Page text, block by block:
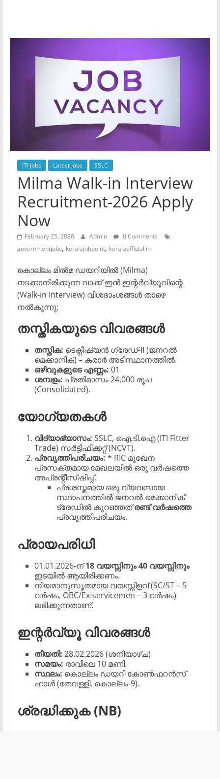
ITI Jobs Latest Jobs SSLC
Milma Walk-in Interview
Recruitment-2026 Apply
Now
February 25, 2026 Admin
0 Comments
governmentjobs, keralajobpoint, keralaofficial.in
കൊല്ലം മിൽമ ഡയറിയിൽ (Milma)
നടക്കാനിരിക്കുന്ന വാക്ക്-ഇൻ ഇന്റർവ്യൂവിന്റെ
(Walk-in Interview) വിശദാംശങ്ങൾ താഴെ
നൽകുന്നു:
തസ്തികയുടെ വിവരങ്ങൾ
തസ്തിക: ടെക്നീഷ്യൻ ഗ്രേഡ്-II (ജനറൽ
മെക്കാനിക്) – കരാർ അടിസ്ഥാനത്തിൽ.
ഒഴിവുകളുടെ എണ്ണം: 01
ശമ്പളം: പ്രതിമാസം 24,000 രൂപ
(Consolidated).
യോഗ്യതകൾ
വിദ്യാഭ്യാസം: SSLC, ഐ.ടി.ഐ (ITI Fitter
Trade) സർട്ടിഫിക്കറ്റ് (NCVT).
പ്രവൃത്തിപരിചയം:* RIC മുഖേന
പ്രസക്തമായ മേഖലയിൽ ഒരു വർഷത്തെ
അപ്രന്റീസ്ഷിപ്പ്.
​പ്രശസ്തമായ ഒരു വ്യവസായ
സ്ഥാപനത്തിൽ ജനറൽ മെക്കാനിക്
ട്രേഡിൽ കുറഞ്ഞത്രണ്ട് വർഷത്തെ
പ്രവൃത്തിപരിചയം.
പ്രായപരിധി
​01.01.2026-ന്18 വയസ്സിനും 40 വയസ്സിനും
ഇടയിൽ ആയിരിക്കണം.
​നിയമാനുസൃതമായ വയസ്സിളവ് (SC/ST – 5
വർഷം, OBC/Ex-servicemen – 3 വർഷം)
ലഭിക്കുന്നതാണ്.
ഇന്റർവ്യൂ വിവരങ്ങൾ
തീയതി: 28.02.2026 (ശനിയാഴ്ച)
സമയം: രാവിലെ 10 മണി.
സ്ഥലം: കൊല്ലം ഡയറി കോൺഫറൻസ്
ഹാൾ (തേവള്ളി, കൊല്ലം-9).
ശ്രദ്ധിക്കുക (NB)